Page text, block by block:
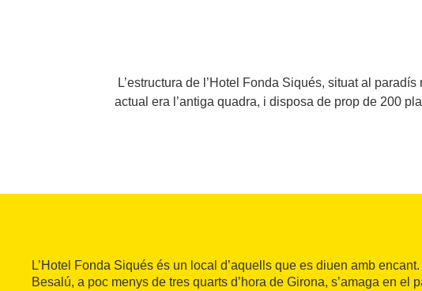
L’estructura de l’Hotel Fonda Siqués, situat al
actual era l’antiga quadra, i disposa de prop de 200
L’Hotel Fonda Siqués és un local d’aquells que es diuen amb
Besalú, a poc menys de tres quarts d’hora de Girona, s’amaga en el